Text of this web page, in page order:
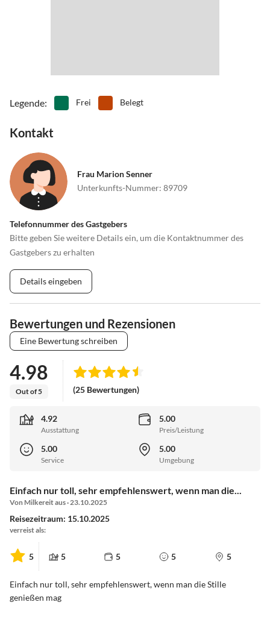
Legende: Frei Belegt
Kontakt
Frau Marion Senner
Unterkunfts-Nummer: 89709
Telefonnummer des Gastgebers
Bitte geben Sie weitere Details ein, um die Kontaktnummer des
Gastgebers zu erhalten
Details eingeben
Bewertungen und Rezensionen
Eine Bewertung schreiben
4.98
Out of 5 (25 Bewertungen)
4.92
Ausstattung
5.00
Preis/Leistung
5.00
Service
5.00
Umgebung
Einfach nur toll, sehr empfehlenswert, wenn man die...
Von Milkereit aus · 23.10.2025
Reisezeitraum: 15.10.2025
verreist als:
5 5 5 5 5
Einfach nur toll, sehr empfehlenswert, wenn man die Stille
genießen mag